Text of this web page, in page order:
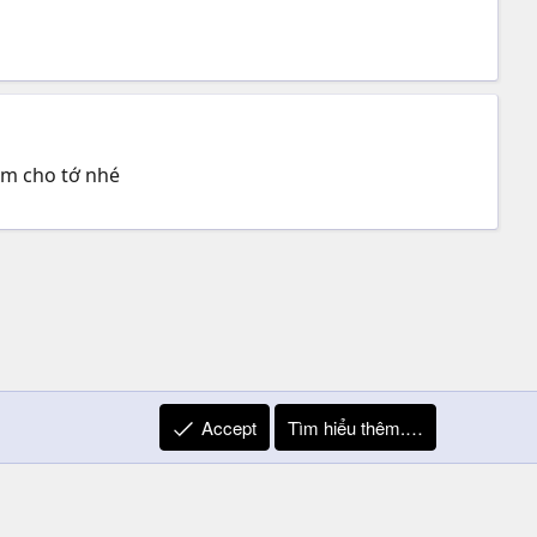
cho tớ nhé
Quy định và Nội quy Privacy Policy Trợ giúp
S
Accept Tìm hiểu thêm.…